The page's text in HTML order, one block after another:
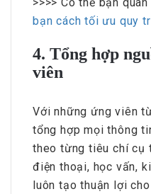
bạn cách tối ưu quy
4. Tổng hợp
viên
Với những ứng viên
tổng hợp mọi thông
theo từng tiêu chí cụ
điện thoại, học vấn,
luôn tạo thuận lợi